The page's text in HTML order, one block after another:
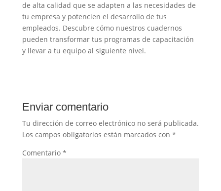
de alta calidad que se adapten a las necesidades de
tu empresa y potencien el desarrollo de tus
empleados. Descubre cómo nuestros cuadernos
pueden transformar tus programas de capacitación
y llevar a tu equipo al siguiente nivel.
Enviar comentario
Tu dirección de correo electrónico no será publicada.
Los campos obligatorios están marcados con *
Comentario *